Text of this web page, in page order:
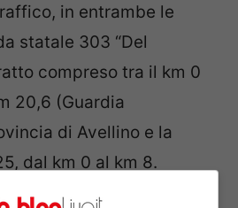
in entrambe le
statale 303 “Del
compreso tra il km 0
20,6 (Guardia
di Avellino e la
dal km 0 al km 8.